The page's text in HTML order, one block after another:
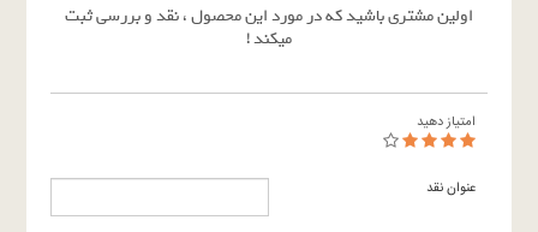
اولین مشتری باشید که در مورد این محصول ، نقد و بررسی ثبت
میکند !
امتیاز دهید
عنوان نقد